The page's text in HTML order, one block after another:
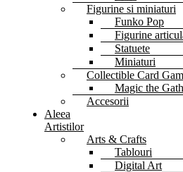
Figurine si miniaturi
Funko Pop
Figurine
Statuete
Miniaturi
Collectible Card
Magic the
Accesorii
Aleea
Artistilor
Arts & Crafts
Tablouri
Digital Art